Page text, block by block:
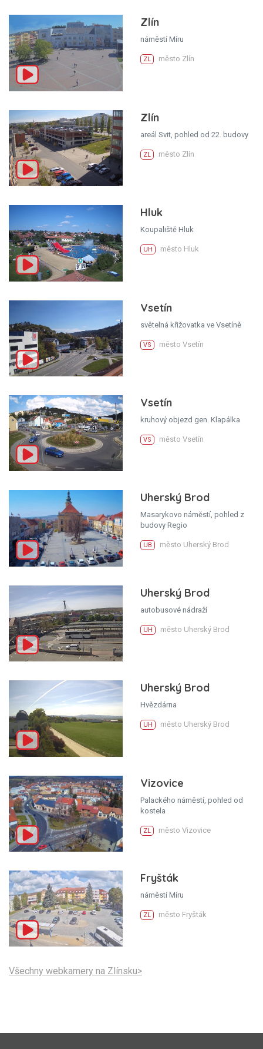
Zlín
náměstí Míru
ZL město Zlín
Zlín
areál Svit, pohled od 22. budovy
ZL město Zlín
Hluk
Koupaliště Hluk
UH město Hluk
Vsetín
světelná křižovatka ve Vsetíně
VS město Vsetín
Vsetín
kruhový objezd gen. Klapálka
VS město Vsetín
Uherský Brod
Masarykovo náměstí, pohled z
budovy Regio
UB město Uherský Brod
Uherský Brod
autobusové nádraží
UH město Uherský Brod
Uherský Brod
Hvězdárna
UH město Uherský Brod
Vizovice
Palackého náměstí, pohled od
kostela
ZL město Vizovice
Fryšták
náměstí Míru
ZL město Fryšták
Všechny webkamery na Zlínsku>